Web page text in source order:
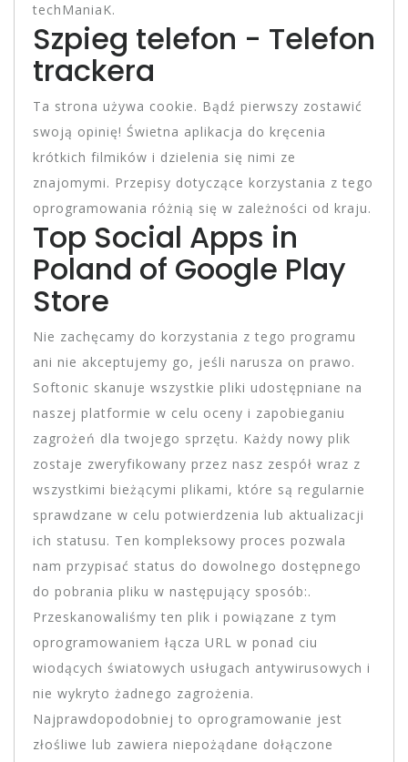
techManiaK.
Szpieg telefon - Telefon
trackera
Ta strona używa cookie. Bądź pierwszy zostawić
swoją opinię! Świetna aplikacja do kręcenia
krótkich filmików i dzielenia się nimi ze
znajomymi. Przepisy dotyczące korzystania z tego
oprogramowania różnią się w zależności od kraju.
Top Social Apps in
Poland of Google Play
Store
Nie zachęcamy do korzystania z tego programu
ani nie akceptujemy go, jeśli narusza on prawo.
Softonic skanuje wszystkie pliki udostępniane na
naszej platformie w celu oceny i zapobieganiu
zagrożeń dla twojego sprzętu. Każdy nowy plik
zostaje zweryfikowany przez nasz zespół wraz z
wszystkimi bieżącymi plikami, które są regularnie
sprawdzane w celu potwierdzenia lub aktualizacji
ich statusu. Ten kompleksowy proces pozwala
nam przypisać status do dowolnego dostępnego
do pobrania pliku w następujący sposób:.
Przeskanowaliśmy ten plik i powiązane z tym
oprogramowaniem łącza URL w ponad ciu
wiodących światowych usługach antywirusowych i
nie wykryto żadnego zagrożenia.
Najprawdopodobniej to oprogramowanie jest
złośliwe lub zawiera niepożądane dołączone